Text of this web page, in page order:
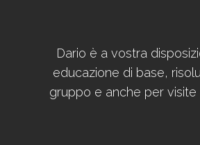
Dario è a vostra
educazione di base,
gruppo e anche per visite